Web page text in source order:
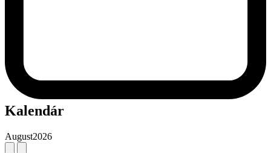
Kalendár
August2026